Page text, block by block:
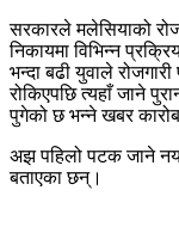
सरकारले मलेसियाको
निकायमा विभिन्न
भन्दा बढी युवाले
रोकिएपछि त्यहाँ जाने
पुगेको छ भन्ने खबर
अझ पहिलो पटक जाने
बताएका छन्।